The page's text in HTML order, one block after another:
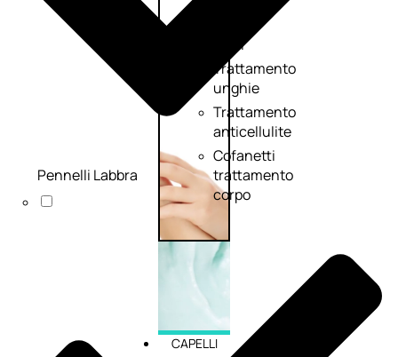
piedi
Trattamento
unghie
Trattamento
anticellulite
Cofanetti
trattamento
corpo
CAPELLI
Pennelli Labbra